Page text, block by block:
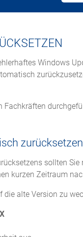
Windows
Fachkräften
zurücksetzen
sollten
kurzen Zeitraum
alte Version zu